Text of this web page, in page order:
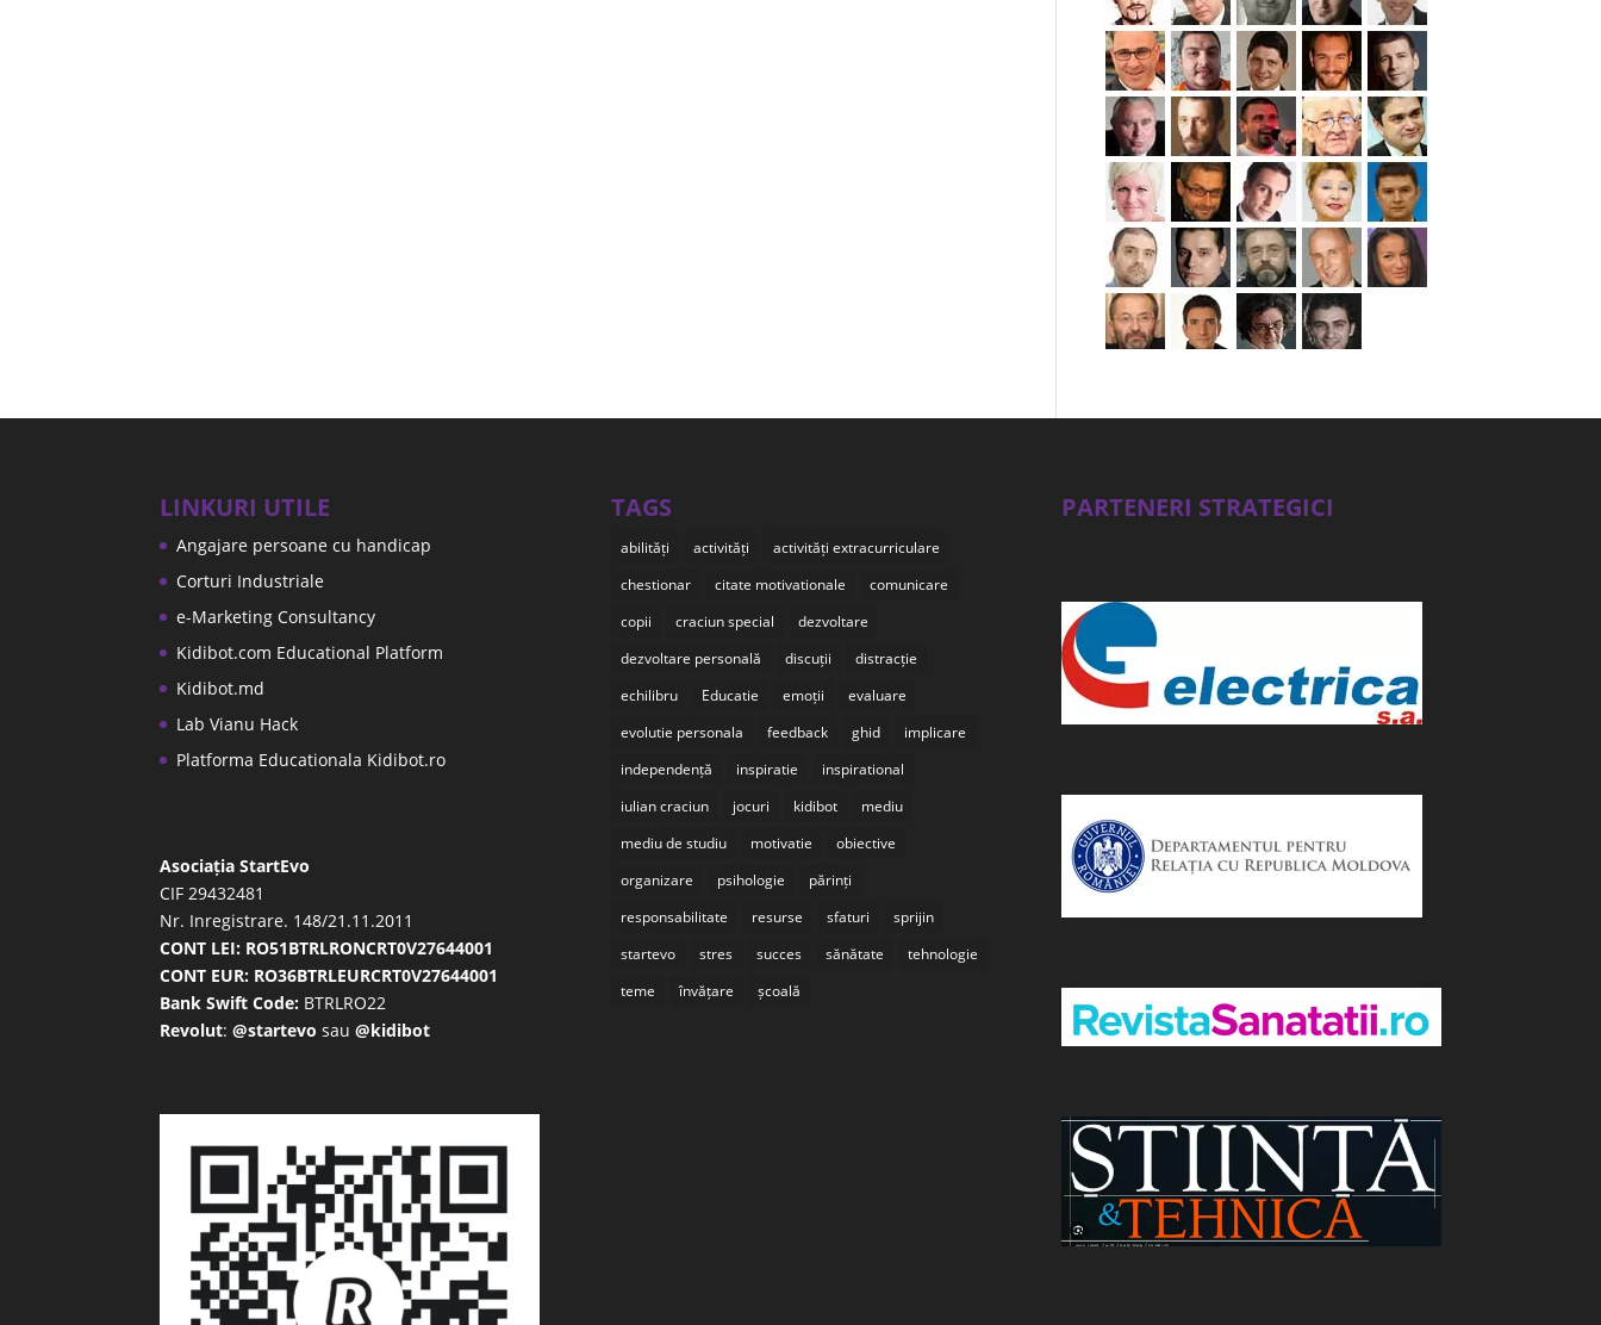
LINKURI UTILE
Angajare persoane cu handicap
Corturi Industriale
e-Marketing Consultancy
Kidibot.com Educational Platform
Kidibot.md
Lab Vianu Hack
Platforma Educationala Kidibot.ro
Asociația StartEvo
CIF 29432481
Nr. Inregistrare. 148/21.11.2011
CONT LEI: RO51BTRLRONCRT0V27644001
CONT EUR: RO36BTRLEURCRT0V27644001
Bank Swift Code: BTRLRO22
Revolut:@startevo sau@kidibot
TAGS
abilități activități
activități extracurriculare
chestionar
citate motivationale
comunicare
copii
craciun special
dezvoltare
dezvoltare personală
discuții
distracție
echilibru
Educatie emoții
evaluare
evolutie personala
feedback ghid
implicare
independență
inspiratie
inspirational
iulian craciun
jocuri kidibot
mediu
mediu de studiu
motivatie
obiective
organizare
psihologie
părinți
responsabilitate
resurse sfaturi
sprijin
startevo
stres succes sănătate
tehnologie
teme
învățare școală
PARTENERI STRATEGICI